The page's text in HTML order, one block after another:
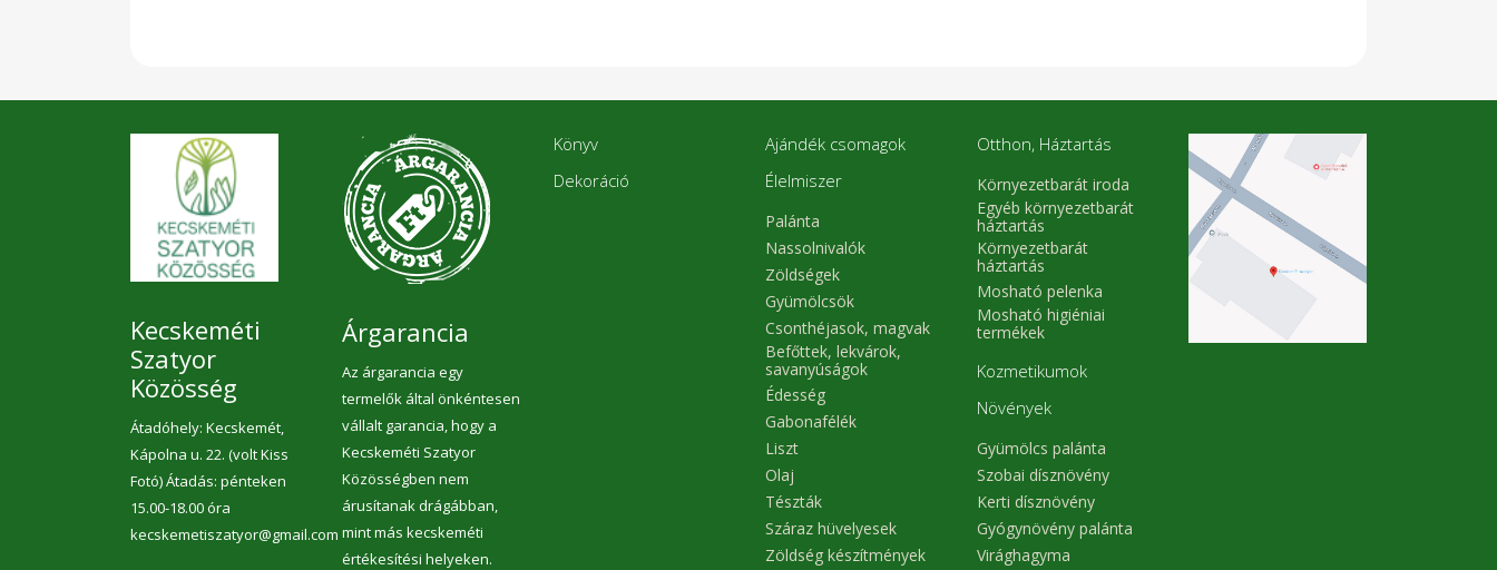
Kecskeméti
Szatyor
Közösség
Átadóhely: Kecskemét,
Kápolna u. 22. (volt Kiss
Fotó) Átadás: pénteken
15.00-18.00 óra
kecskemetiszatyor@gmail.com
Árgarancia
Az árgarancia egy
termelők által önkéntesen
vállalt garancia, hogy a
Kecskeméti Szatyor
Közösségben nem
árusítanak drágábban,
mint más kecskeméti
értékesítési helyeken.
Könyv
Dekoráció
Ajándék csomagok
Élelmiszer
Palánta
Nassolnivalók
Zöldségek
Gyümölcsök
Csonthéjasok, magvak
Befőttek, lekvárok,
savanyúságok
Édesség
Gabonafélék
Liszt
Olaj
Tészták
Száraz hüvelyesek
Zöldség készítmények
Otthon, Háztartás
Környezetbarát iroda
Egyéb környezetbarát
háztartás
Környezetbarát
háztartás
Mosható pelenka
Mosható higiéniai
termékek
Kozmetikumok
Növények
Gyümölcs palánta
Szobai dísznövény
Kerti dísznövény
Gyógynövény palánta
Virághagyma